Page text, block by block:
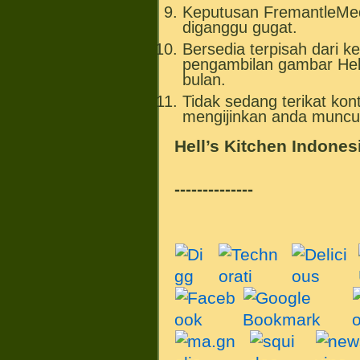
Keputusan
diganggu gugat.
Bersedia terpisah dari
pengambilan gambar
bulan.
Tidak sedang terikat
mengijinkan anda
Hell’s Kitchen
--------------